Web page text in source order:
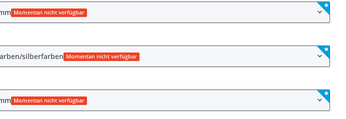
Momentan nicht verfügbar
silberfarben Momentan nicht verfügbar
Momentan nicht verfügbar